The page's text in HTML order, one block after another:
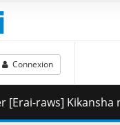
Connexion
wa Tokubetsu Desu - 10 [1080p][Multiple